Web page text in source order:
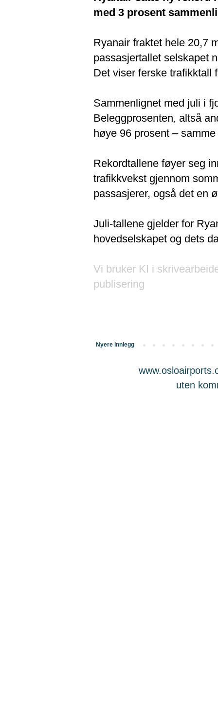
med 3 prosent
Ryanair fraktet hele 20,7
passasjertallet selskapet
Det viser ferske trafikktall
Sammenlignet med juli i
Beleggprosenten, altså
høye 96 prosent –
Rekordtallene føyer seg
trafikkvekst gjennom
passasjerer, også det en
Juli-tallene gjelder for
hovedselskapet og dets
Vi bruker KI i
publisering
Nyere innlegg
uten